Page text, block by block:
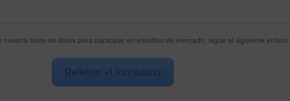
nuestra base de datos para participar en estudios de mercado, sigue el siguiente enlace:
Rellenar el formulario